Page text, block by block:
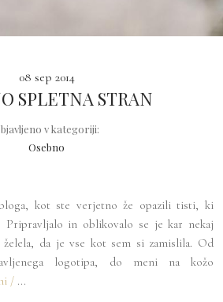
08 sep 2014
SPLETNA STRAN
v kategoriji:
Osebno
kot ste verjetno že opazili tisti, ki
Pripravljalo in oblikovalo se je kar nekaj
želela, da je vse kot sem si zamislila. Od
logotipa, do meni na kožo
/ ...